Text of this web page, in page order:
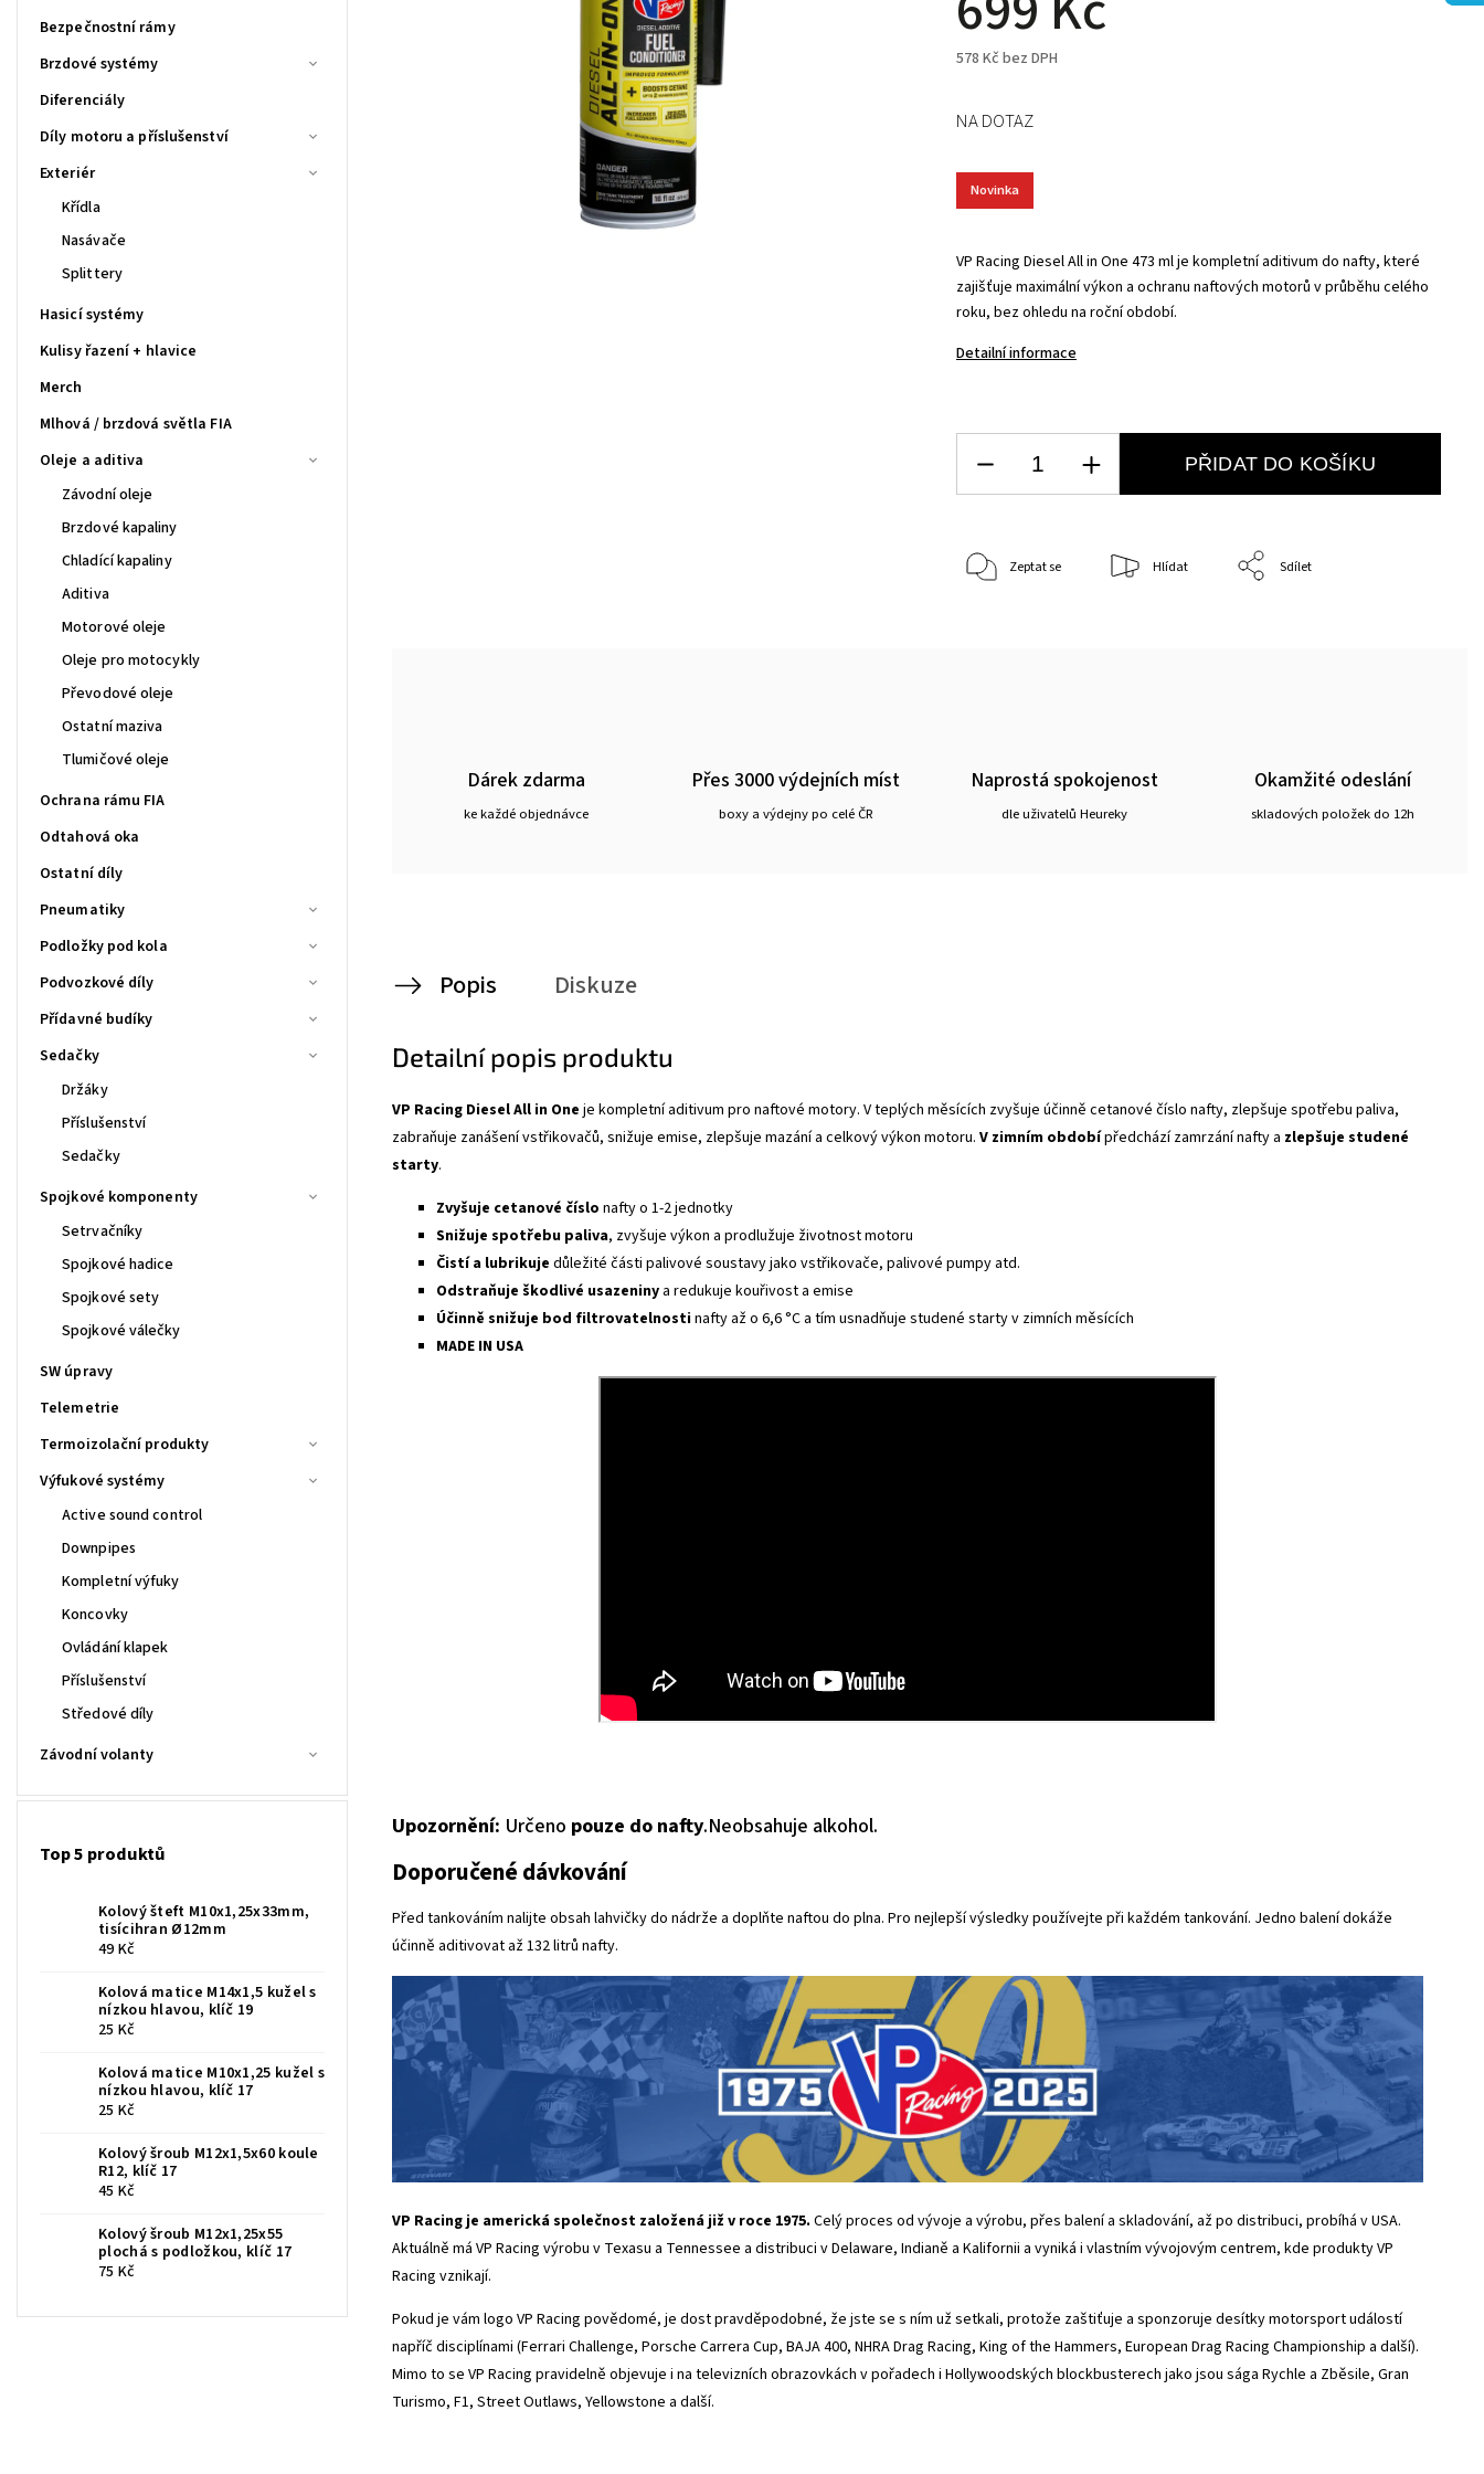
Bezpečnostní rámy
Brzdové systémy
Diferenciály
Díly motoru a příslušenství
Exteriér
Křídla
Nasávače
Splittery
Hasicí systémy
Kulisy řazení + hlavice
Merch
Mlhová / brzdová světla FIA
Oleje a aditiva
Závodní oleje
Brzdové kapaliny
Chladící kapaliny
Aditiva
Motorové oleje
Oleje pro motocykly
Převodové oleje
Ostatní maziva
Tlumičové oleje
Ochrana rámu FIA
Odtahová oka
Ostatní díly
Pneumatiky
Podložky pod kola
Podvozkové díly
Přídavné budíky
Sedačky
Držáky
Příslušenství
Sedačky
Spojkové komponenty
Setrvačníky
Spojkové hadice
Spojkové sety
Spojkové válečky
SW úpravy
Telemetrie
Termoizolační produkty
Výfukové systémy
Active sound control
Downpipes
Kompletní výfuky
Koncovky
Ovládání klapek
Příslušenství
Středové díly
Závodní volanty
Top 5 produktů
Kolový šteft M10x1,25x33mm,
tisícihran Ø12mm
49 Kč
Kolová matice M14x1,5 kužel s
nízkou hlavou, klíč 19
25 Kč
Kolová matice M10x1,25 kužel s
nízkou hlavou, klíč 17
25 Kč
Kolový šroub M12x1,5x60 koule
R12, klíč 17
45 Kč
Kolový šroub M12x1,25x55
plochá s podložkou, klíč 17
75 Kč
578 Kč bez DPH
VP Racing Diesel All in One 473 ml je kompletní aditivum do nafty, které
zajišťuje maximální výkon a ochranu naftových motorů v průběhu celého
roku, bez ohledu na roční období.
Detailní informace
Novinka
NA DOTAZ
PŘIDAT DO KOŠÍKU
Zeptat se Hlídat Sdílet
Dárek zdarma
ke každé objednávce
Přes 3000 výdejních míst
boxy a výdejny po celé ČR
Naprostá spokojenost
dle uživatelů Heureky
Okamžité odeslání
skladových položek do 12h
Popis Diskuze
Detailní popis produktu
VP Racing Diesel All in One je kompletní aditivum pro naftové motory. V teplých měsících zvyšuje účinně cetanové číslo nafty, zlepšuje spotřebu paliva,
zabraňuje zanášení vstřikovačů, snižuje emise, zlepšuje mazání a celkový výkon motoru. V zimním obdobípředchází zamrzání nafty a zlepšuje studené
starty.
Zvyšuje cetanové číslo nafty o 1-2 jednotky
Snižuje spotřebu paliva, zvyšuje výkon a prodlužuje životnost motoru
Čistí a lubrikuje důležité části palivové soustavy jako vstřikovače, palivové pumpy atd.
Odstraňuje škodlivé usazeniny a redukuje kouřivost a emise
Účinně snižuje bod filtrovatelnostinafty až o 6,6°C a tím usnadňuje studené starty v zimních měsících
MADE IN USA
Upozornění: Určeno pouze do nafty.Neobsahuje alkohol.
Doporučené dávkování
Před tankováním nalijte obsah lahvičky do nádrže a doplňte naftou do plna. Pro nejlepší výsledky používejte při každém tankování. Jedno balení dokáže
účinně aditivovat až 132 litrů nafty.
VP Racing je americká společnost založená již v roce 1975. Celý proces od vývoje a výrobu, přes balení a skladování, až po distribuci, probíhá v USA.
Aktuálně má VP Racing výrobu v Texasu a Tennessee a distribuci v Delaware, Indianě a Kalifornii a vyniká i vlastním vývojovým centrem, kde produkty VP
Racing vznikají.
Pokud je vám logo VP Racing povědomé, je dost pravděpodobné, že jste se s ním už setkali, protože zaštiťuje a sponzoruje desítky motorsport událostí
napříč disciplínami (Ferrari Challenge, Porsche Carrera Cup, BAJA 400, NHRA Drag Racing, King of the Hammers, European Drag Racing Championship a další).
Mimo to se VP Racing pravidelně objevuje i na televizních obrazovkách v pořadech i Hollywoodských blockbusterech jako jsou sága Rychle a Zběsile, Gran
Turismo, F1, Street Outlaws, Yellowstone a další.